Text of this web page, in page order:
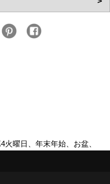
火曜日、年末年始、お盆、